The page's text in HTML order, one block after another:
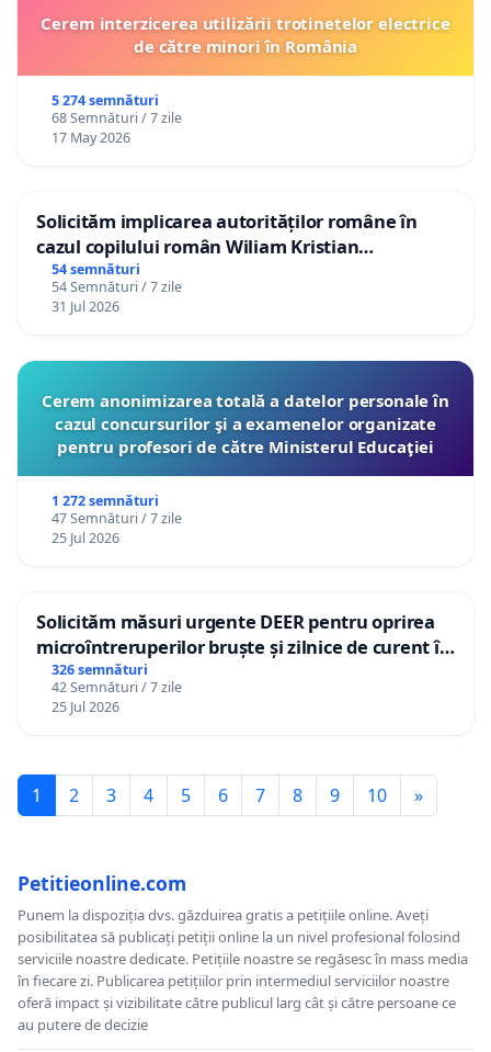
Cerem interzicerea utilizării trotinetelor electrice
de către minori în România
5 274 semnături
68 Semnături / 7 zile
17 May 2026
Solicităm implicarea autorităților române în
cazul copilului român Wiliam Kristian
Gheorghe, aflat în plasament în Danemarca de
12 ani
54 semnături
54 Semnături / 7 zile
31 Jul 2026
Cerem anonimizarea totală a datelor personale în
cazul concursurilor şi a examenelor organizate
pentru profesori de către Ministerul Educaţiei
1 272 semnături
47 Semnături / 7 zile
25 Jul 2026
Solicităm măsuri urgente DEER pentru oprirea
microîntreruperilor bruște și zilnice de curent în
Sâncraiu de Mureș și Nazna
326 semnături
42 Semnături / 7 zile
25 Jul 2026
1 2 3 4 5 6 7 8 9 10 »
Petitieonline.com
Punem la dispoziția dvs. găzduirea gratis a petițiile online. Aveți
posibilitatea să publicați petiții online la un nivel profesional folosind
serviciile noastre dedicate. Petițiile noastre se regăsesc în mass media
în fiecare zi. Publicarea petițiilor prin intermediul serviciilor noastre
oferă impact și vizibilitate către publicul larg cât și către persoane ce
au putere de decizie